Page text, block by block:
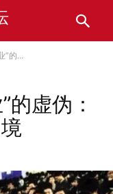
”的...
的虚伪：